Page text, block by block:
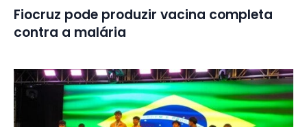
Fiocruz pode produzir vacina completa
contra a malária